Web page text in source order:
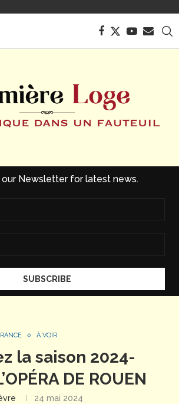
our Newsletter for latest news.
À VOIR
la saison 2024-
DE ROUEN
24 mai 2024